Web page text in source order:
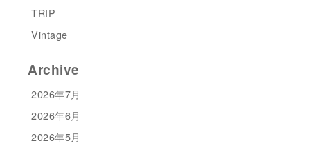
TRIP
Vintage
Archive
2026年7月
2026年6月
2026年5月